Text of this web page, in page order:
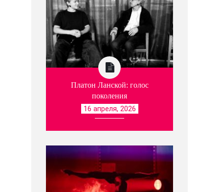
Платон Ланской: голос
поколения
16 апреля, 2026